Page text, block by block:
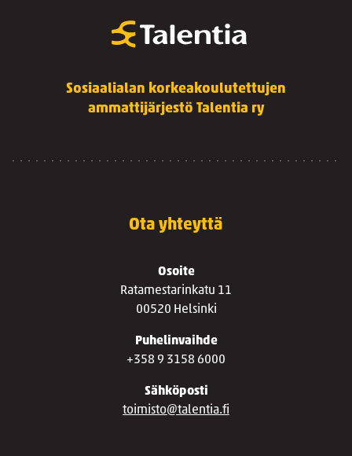
Sosiaalialan korkeakoulutettujen
ammattijärjestö Talentia ry
Ota yhteyttä
Osoite
Ratamestarinkatu 11
00520 Helsinki
Puhelinvaihde
+358 9 3158 6000
Sähköposti
toimisto@talentia.fi